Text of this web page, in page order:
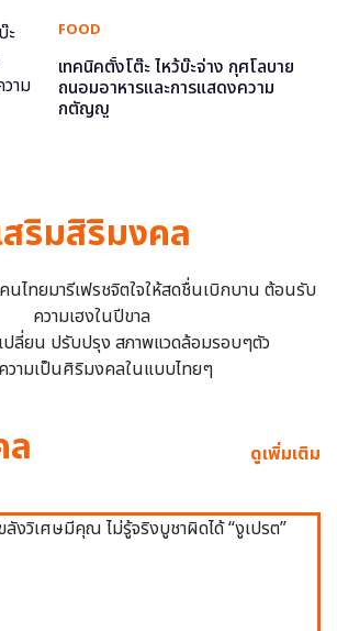
FOOD
เทคนิคตั้งโต๊ะ ไหว้บ๊ะจ่าง กุศโลบาย
ถนอมอาหารและการแสดงความ
กตัญญู
สริมสิริมงคล
ไทยมารีเฟรชจิตใจให้สดชื่นเบิกบาน ต้อนรับ
ความเฮงในปีขาล
ปลี่ยน ปรับปรุง สภาพแวดล้อมรอบๆตัว
วามเป็นศิริมงคลในแบบไทยๆ
ดูเพิ่มเติม